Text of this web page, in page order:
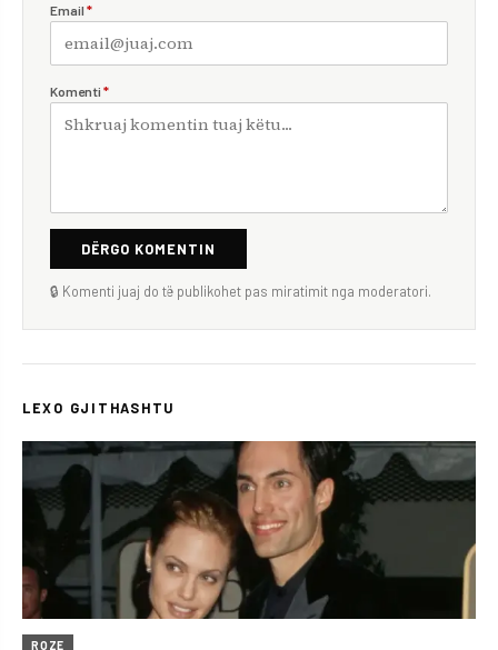
Email *
Komenti *
DËRGO KOMENTIN
🔒 Komenti juaj do të publikohet pas miratimit nga moderatori.
LEXO GJITHASHTU
ROZE